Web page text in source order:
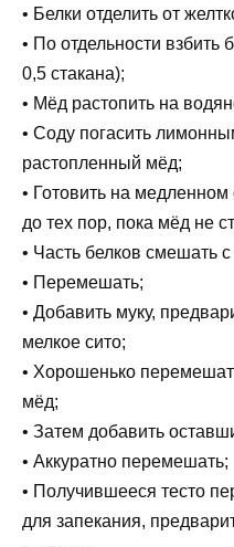
• Белки отделить от
• По отдельности взбить
0,5 стакана);
• Мёд растопить на
• Соду погасить
растопленный мёд;
• Готовить на
до тех пор, пока мёд не
• Часть белков смешать
• Перемешать;
• Добавить муку,
мелкое сито;
• Хорошенько
мёд;
• Затем добавить
• Аккуратно перемешать;
• Получившееся тесто
для запекания,